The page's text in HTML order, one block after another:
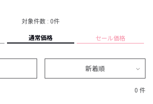
対象件数 : 0件
通常価格 セール価格
新着順
0 件